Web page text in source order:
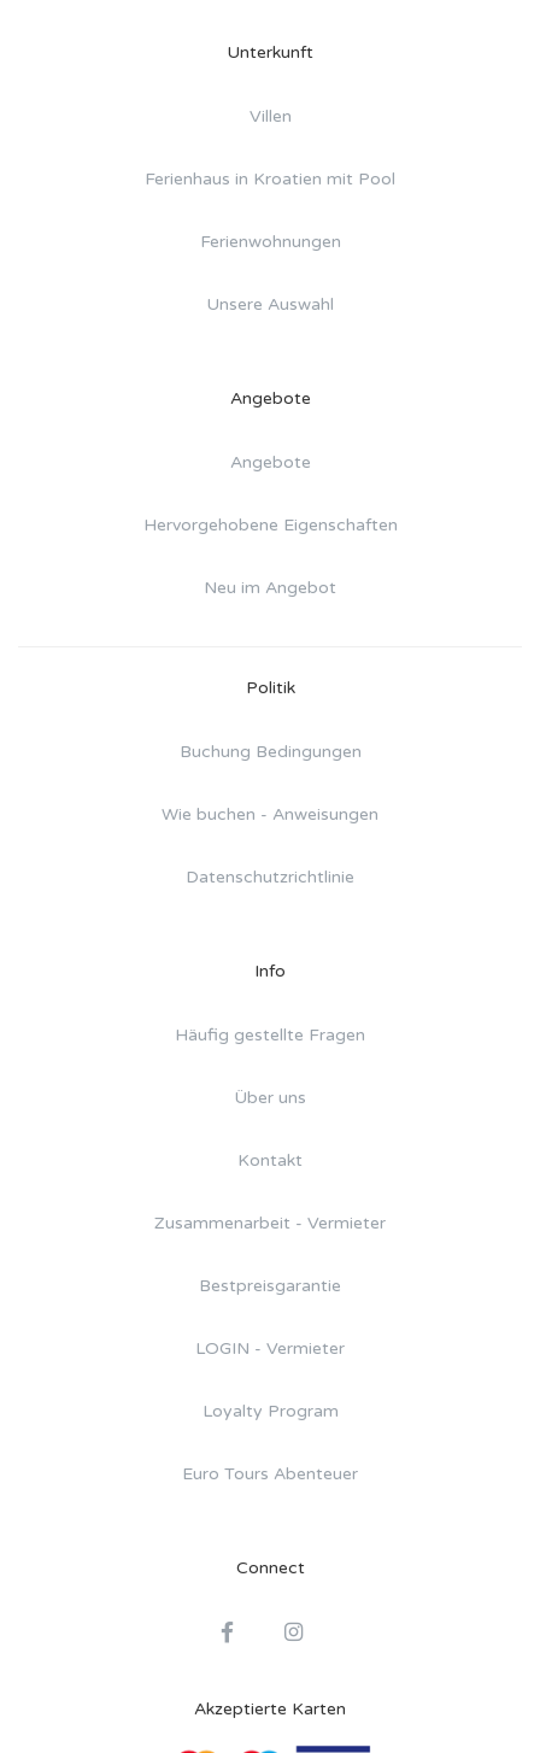
Unterkunft
Villen
Ferienhaus in Kroatien mit Pool
Ferienwohnungen
Unsere Auswahl
Angebote
Angebote
Hervorgehobene Eigenschaften
Neu im Angebot
Politik
Buchung Bedingungen
Wie buchen - Anweisungen
Datenschutzrichtlinie
Info
Häufig gestellte Fragen
Über uns
Kontakt
Zusammenarbeit - Vermieter
Bestpreisgarantie
LOGIN - Vermieter
Loyalty Program
Euro Tours Abenteuer
Connect
Akzeptierte Karten